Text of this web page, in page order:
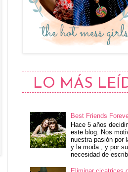
LO MÁS
Best Friends
Hace 5 años
este blog. Nos
nuestra pasión por
y la moda , y por
necesidad de